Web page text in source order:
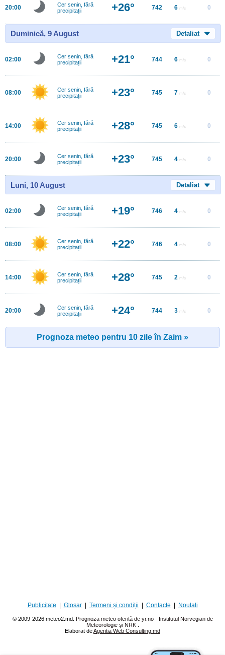
20:00
Cer senin, fără
precipitații
+26° 742 6 m/s 0
Duminică, 9 August Detaliat
02:00
Cer senin, fără
precipitații
+21° 744 6 m/s 0
08:00
Cer senin, fără
precipitații
+23° 745 7 m/s 0
14:00
Cer senin, fără
precipitații
+28° 745 6 m/s 0
20:00
Cer senin, fără
precipitații
+23° 745 4 m/s 0
Luni, 10 August Detaliat
02:00
Cer senin, fără
precipitații
+19° 746 4 m/s 0
08:00
Cer senin, fără
precipitații
+22° 746 4 m/s 0
14:00
Cer senin, fără
precipitații
+28° 745 2 m/s 0
20:00
Cer senin, fără
precipitații
+24° 744 3 m/s 0
Prognoza meteo pentru 10 zile în Zaim »
Publicitate Glosar| Termeni și condiții Contacte Noutati
© 2009-2026 meteo2.md. Prognoza meteo oferită de yr.no - Institutul Norvegian de
Meteorologie și NRK .
Elaborat deAgentia Web Consulting.md